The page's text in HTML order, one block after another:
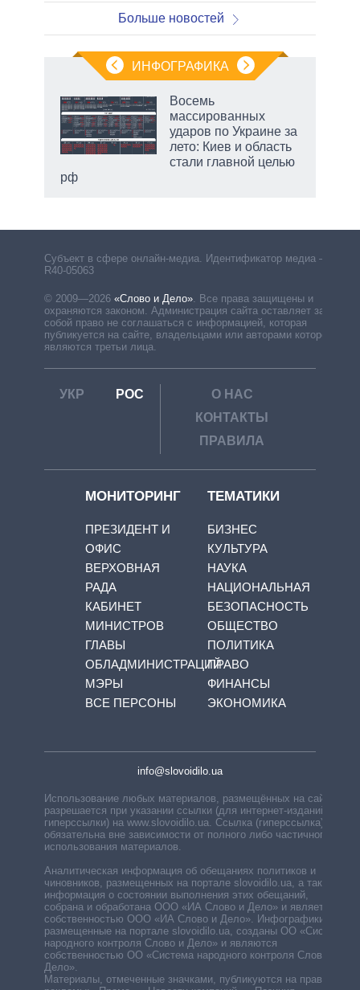
Больше новостей
ИНФОГРАФИКА
Восемь
массированных
ударов по Украине за
лето: Киев и область
стали главной целью
рф
Субъект в сфере онлайн-медиа. Идентификатор медиа –
R40-05063
© 2009—2026 «Слово и Дело» Все права защищены и
охраняются законом. Администрация сайта оставляет за
собой право не соглашаться с информацией, которая
публикуется на сайте, владельцами или авторами которой
являются третьи лица.
УКР РОС
О НАС
КОНТАКТЫ
ПРАВИЛА
МОНИТОРИНГ
ПРЕЗИДЕНТ И
ОФИС
ВЕРХОВНАЯ
РАДА
КАБИНЕТ
МИНИСТРОВ
ГЛАВЫ
ОБЛАДМИНИСТРАЦИЙ
МЭРЫ
ВСЕ ПЕРСОНЫ
ТЕМАТИКИ
БИЗНЕС
КУЛЬТУРА
НАУКА
НАЦИОНАЛЬНАЯ
БЕЗОПАСНОСТЬ
ОБЩЕСТВО
ПОЛИТИКА
ПРАВО
ФИНАНСЫ
ЭКОНОМИКА
info@slovoidilo.ua
Использование любых материалов, размещённых на сайте,
разрешается при указании ссылки (для интернет-изданий —
гиперссылки) на www.slovoidilo.ua. Ссылка (гиперссылка)
обязательна вне зависимости от полного либо частичного
использования материалов.
Аналитическая информация об обещаниях политиков и
чиновников, размещенных на портале slovoidilo.ua, а также
информация о состоянии выполнения этих обещаний,
собрана и обработана ООО «ИА Слово и Дело» и является
собственностью ООО «ИА Слово и Дело». Инфографики,
размещенные на портале slovoidilo.ua, созданы ОО «Система
народного контроля Слово и Дело» и являются
собственностью ОО «Система народного контроля Слово и
Дело».
Материалы, отмеченные значками, публикуются на правах